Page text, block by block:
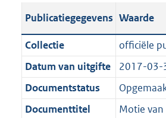
a
i
e
i
n
f
e
3
K
b
c
t
i
e
i
n
t
:
K
b
i
a
t
i
e
i
t
e
3
K
b
l
c
a
t
i
e
o
t
:
2
K
a
n
d
s
g
r
Publicatiegegevens Waarde
Collectie
officiële
Datum van uitgifte
2017-03-
Documentstatus
Documenttitel
Motie van